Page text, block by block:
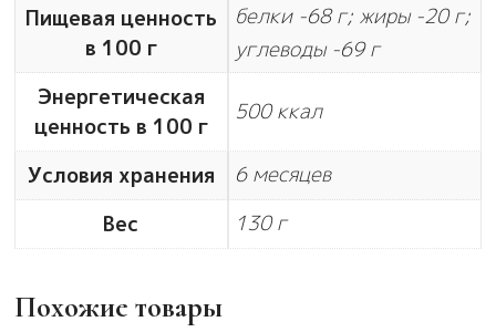
Пищевая ценность
в 100 г
белки -68 г; жиры -20 г;
углеводы -69 г
Энергетическая
ценность в 100 г
500 ккал
Условия хранения
6 месяцев
Вес
130 г
Похожие товары